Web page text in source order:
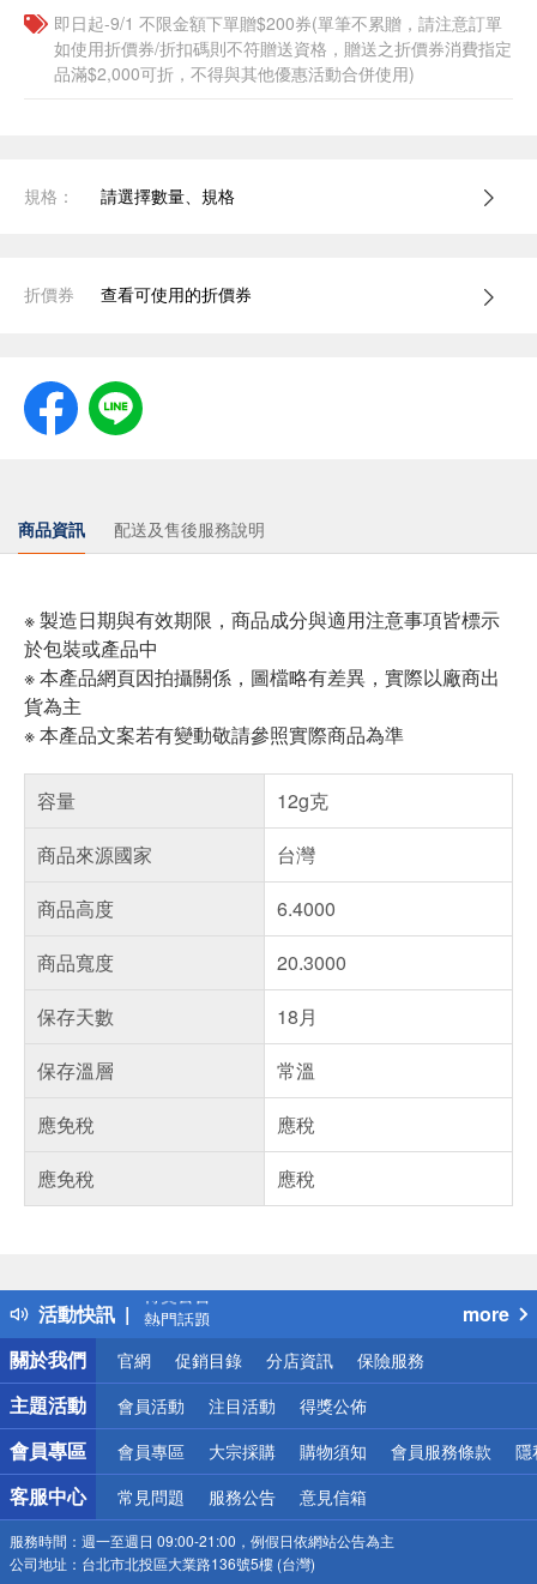
即日起-9/1 不限金額下單贈$200券(單筆不累贈，請注意訂單
如使用折價券/折扣碼則不符贈送資格，贈送之折價券消費指定
品滿$2,000可折，不得與其他優惠活動合併使用)
規格： 請選擇數量、規格
折價券 查看可使用的折價券
商品資訊 配送及售後服務說明
※ 製造日期與有效期限，商品成分與適用注意事項皆標示
於包裝或產品中
※ 本產品網頁因拍攝關係，圖檔略有差異，實際以廠商出
貨為主
※ 本產品文案若有變動敬請參照實際商品為準
容量
12g克
商品來源國家
台灣
商品高度
6.4000
商品寬度
20.3000
保存天數
18月
保存溫層
常溫
應免稅
應稅
應免稅
應稅
活動快訊
得獎公告
熱門話題
銀行優惠
偏遠地區配送
詐騙網頁！請小心！
more
關於我們
官網 促銷目錄 分店資訊 保險服務
主題活動 會員活動 注目活動 得獎公佈
會員專區 會員專區 大宗採購 購物須知 會員服務條款 隱
客服中心 常見問題 服務公告 意見信箱
服務時間： 週一至週日 09:00-21:00，例假日依網站公告為主
公司地址： 台北市北投區大業路136號5樓 (台灣)